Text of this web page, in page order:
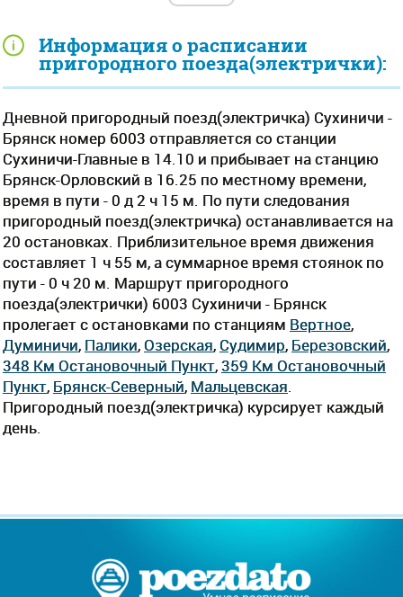
Информация о расписании
пригородного поезда(электрички):
Дневной пригородный поезд(электричка) Сухиничи -
Брянск номер 6003 отправляется со станции
Сухиничи-Главные в 14.10 и прибывает на станцию
Брянск-Орловский в 16.25 по местному времени,
время в пути - 0 д 2 ч 15 м. По пути следования
пригородный поезд(электричка) останавливается на
20 остановках. Приблизительное время движения
составляет 1 ч 55 м, а суммарное время стоянок по
пути - 0 ч 20 м. Маршрут пригородного
поезда(электрички) 6003 Сухиничи - Брянск
пролегает c остановками по станциям Вертное,
Думиничи, Палики,Озерская, Судимир, Березовский,
348 Км Остановочный Пункт,359 Км Остановочный
Пункт, Брянск-Северный, Мальцевская
Пригородный поезд(электричка) курсирует каждый
день.